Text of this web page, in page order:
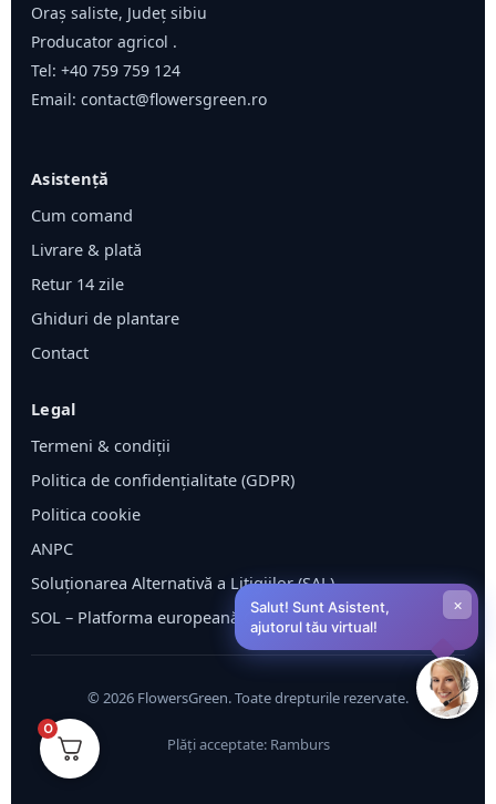
Oraș saliste, Județ sibiu
Producator agricol .
Tel: +40 759 759 124
Email: contact@flowersgreen.ro
Asistență
Cum comand
Livrare & plată
Retur 14 zile
Ghiduri de plantare
Contact
Legal
Termeni & condiții
Politica de confidențialitate (GDPR)
Politica cookie
ANPC
Soluționarea Alternativă a Litigiilor (SAL)
SOL – Platforma europeană ODR
© 2026 FlowersGreen. Toate drepturile rezervate.
Plăți acceptate: Ramburs
Salut! Sunt Asistent,
ajutorul tău virtual!
×
0